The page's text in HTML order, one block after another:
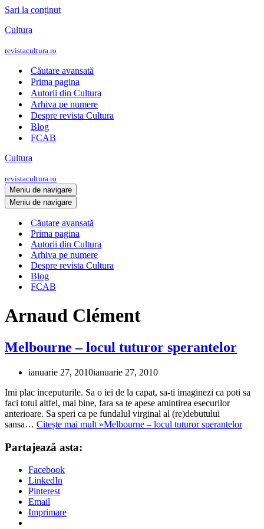
Sari la conținut
Cultura
revistacultura.ro
Căutare avansată
Prima pagina
Autorii din Cultura
Arhiva pe numere
Despre revista Cultura
Blog
FCAB
Cultura
revistacultura.ro
Meniu de navigare
Meniu de navigare
Căutare avansată
Prima pagina
Autorii din Cultura
Arhiva pe numere
Despre revista Cultura
Blog
FCAB
Arnaud Clément
Melbourne – locul tuturor sperantelor
ianuarie 27, 2010ianuarie 27, 2010
Imi plac inceputurile. Sa o iei de la capat, sa-ti imaginezi ca poti sa
faci totul altfel, mai bine, fara sa te apese amintirea esecurilor
anterioare. Sa speri ca pe fundalul virginal al (re)debutului
sansa… Citește mai mult »Melbourne – locul tuturor sperantelor
Partajează asta:
Facebook
LinkedIn
Pinterest
Email
Imprimare